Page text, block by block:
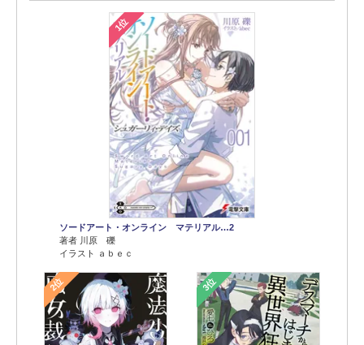
1位
ソードアート・オンライン マテリアル…2
著者 川原 礫
イラスト ａｂｅｃ
2位 3位